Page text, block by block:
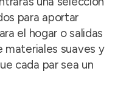
para aportar
el hogar o salidas
materiales suaves y
cada par sea un